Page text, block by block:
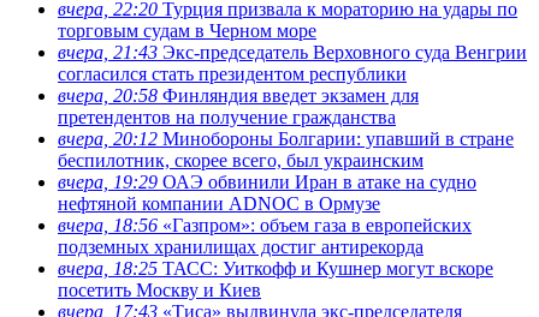
вчера, 22:20 Турция призвала к мораторию на удары по
торговым судам в Черном море
вчера, 21:43 Экс-председатель Верховного суда Венгрии
согласился стать президентом республики
вчера, 20:58 Финляндия введет экзамен для
претендентов на получение гражданства
вчера, 20:12 Минобороны Болгарии: упавший в стране
беспилотник, скорее всего, был украинским
вчера, 19:29 ОАЭ обвинили Иран в атаке на судно
нефтяной компании ADNOC в Ормузе
вчера, 18:56 «Газпром»: объем газа в европейских
подземных хранилищах достиг антирекорда
вчера, 18:25 ТАСС: Уиткофф и Кушнер могут вскоре
посетить Москву и Киев
вчера, 17:43 «Тиса» выдвинула экс-председателя